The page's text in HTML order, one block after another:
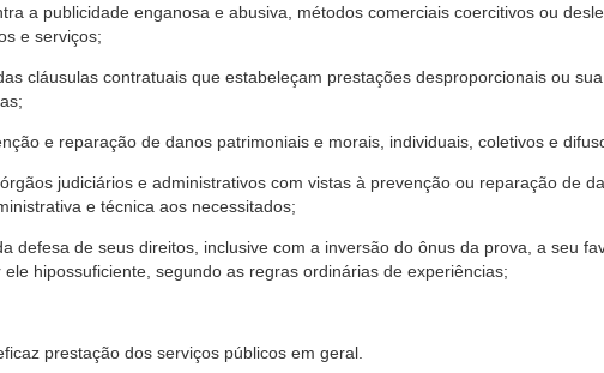
a publicidade enganosa e abusiva, métodos comerciais coercitivos ou
e serviços;
cláusulas contratuais que estabeleçam prestações desproporcionais ou
e reparação de danos patrimoniais e morais, individuais, coletivos e
judiciários e administrativos com vistas à prevenção ou reparação de
e técnica aos necessitados;
defesa de seus direitos, inclusive com a inversão do ônus da prova, a seu
hipossuficiente, segundo as regras ordinárias de experiências;
prestação dos serviços públicos em geral.